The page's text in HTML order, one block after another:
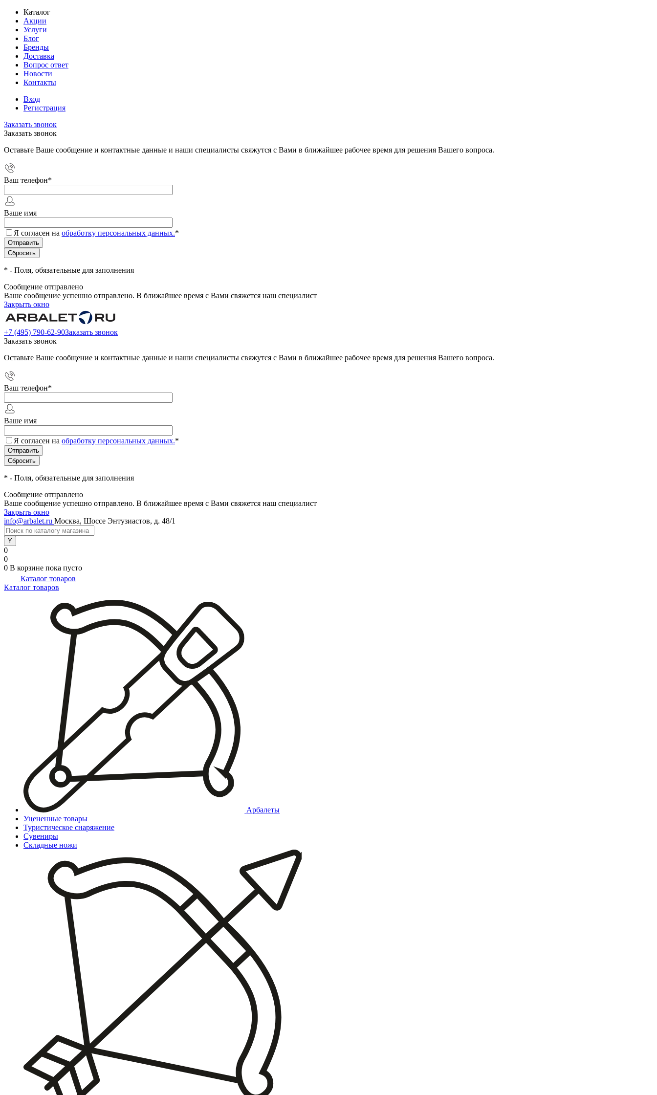
Каталог
Акции
Услуги
Блог
Бренды
Доставка
Вопрос ответ
Новости
Контакты
Вход
Регистрация
Заказать звонок
Заказать звонок
Оставьте Ваше сообщение и контактные данные и наши специалисты свяжутся с Вами в ближайшее рабочее время для решения Вашего вопроса.
Ваш телефон*
Ваше имя
Я согласен на обработку персональных данных.*
* - Поля, обязательные для заполнения
Сообщение отправлено
Ваше сообщение успешно отправлено. В ближайшее время с Вами свяжется наш специалист
Закрыть окно
+7 (495) 790-62-90Заказать звонок
Заказать звонок
Оставьте Ваше сообщение и контактные данные и наши специалисты свяжутся с Вами в ближайшее рабочее время для решения Вашего вопроса.
Ваш телефон*
Ваше имя
Я согласен на обработку персональных данных.*
* - Поля, обязательные для заполнения
Сообщение отправлено
Ваше сообщение успешно отправлено. В ближайшее время с Вами свяжется наш специалист
Закрыть окно
info@arbalet.ru Москва, Шоссе Энтузиастов, д. 48/1
0
0
0 В корзине пока пусто
Каталог товаров
Каталог товаров
Арбалеты
Уцененные товары
Туристическое снаряжение
Сувениры
Складные ножи